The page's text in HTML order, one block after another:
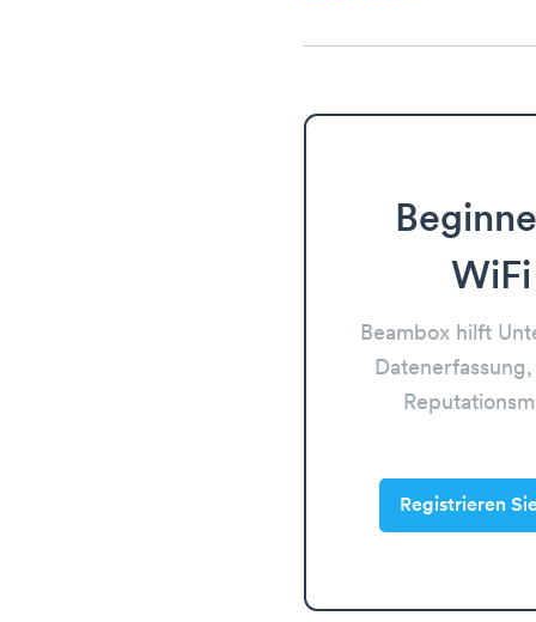
Beambox hilft
Registrieren